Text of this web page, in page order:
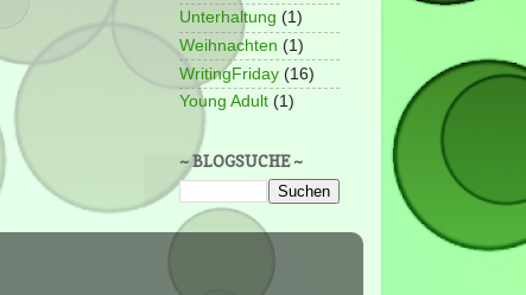
Unterhaltung (1)
Weihnachten (1)
WritingFriday (16)
Young Adult (1)
~ BLOGSUCHE ~